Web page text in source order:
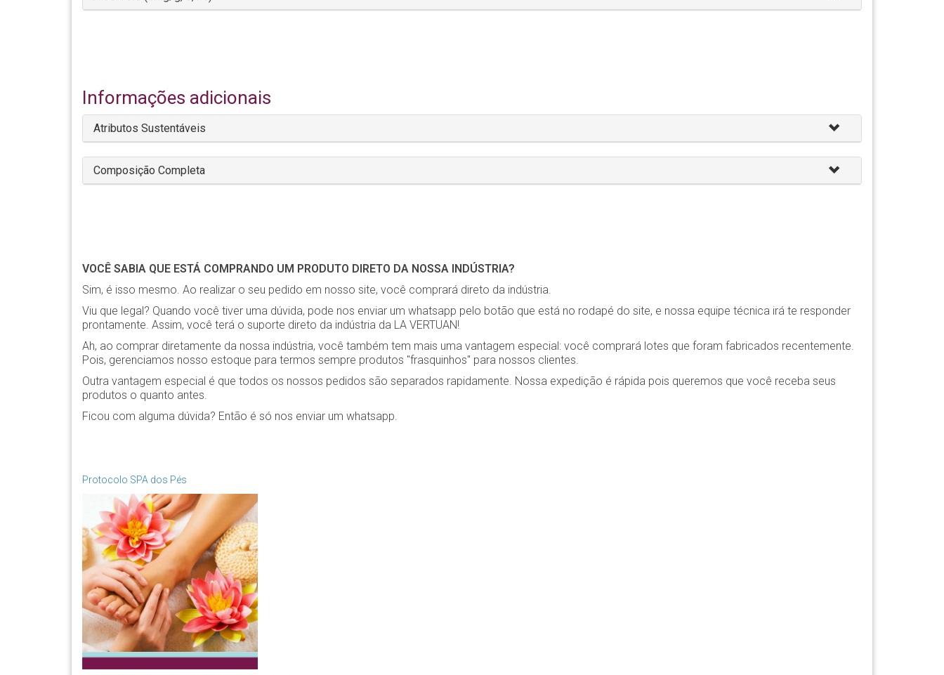
Informações adicionais
Atributos Sustentáveis
Composição Completa
VOCÊ SABIA QUE ESTÁ COMPRANDO UM PRODUTO DIRETO DA NOSSA INDÚSTRIA?
Sim, é isso mesmo. Ao realizar o seu pedido em nosso site, você comprará direto da indústria.
Viu que legal? Quando você tiver uma dúvida, pode nos enviar um whatsapp pelo botão que está no rodapé do site, e nossa equipe técnica irá te responder
prontamente. Assim, você terá o suporte direto da indústria da LA VERTUAN!
Ah, ao comprar diretamente da nossa indústria, você também tem mais uma vantagem especial: você comprará lotes que foram fabricados recentemente.
Pois, gerenciamos nosso estoque para termos sempre produtos "frasquinhos" para nossos clientes.
Outra vantagem especial é que todos os nossos pedidos são separados rapidamente. Nossa expedição é rápida pois queremos que você receba seus
produtos o quanto antes.
Ficou com alguma dúvida? Então é só nos enviar um whatsapp.
Protocolo SPA dos Pés